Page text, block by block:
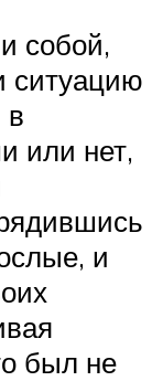
собой,
ситуацию
в
или нет,
и
был не